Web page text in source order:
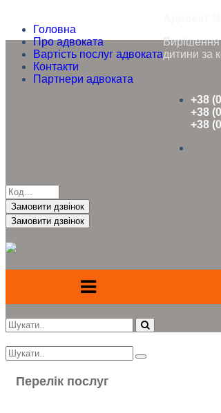
Головна
Про адвоката
Вартість послуг адвоката
Контакти
Партнери адвоката
Вирішення
дитини за
+38
+38
+38
Замовити дзвінок
Перелік послуг